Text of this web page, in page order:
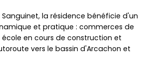
la résidence bénéficie d'un
et pratique : commerces de
en cours de construction et
vers le bassin d'Arcachon et